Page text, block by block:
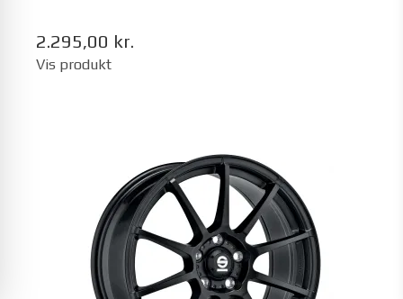
2.295,00 kr.
Vis produkt